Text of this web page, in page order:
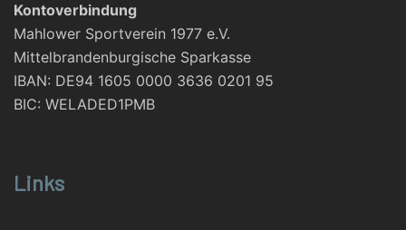
Kontoverbindung
Mahlower Sportverein 1977 e.V.
Mittelbrandenburgische Sparkasse
IBAN: DE94 1605 0000 3636 0201 95
BIC: WELADED1PMB
Links